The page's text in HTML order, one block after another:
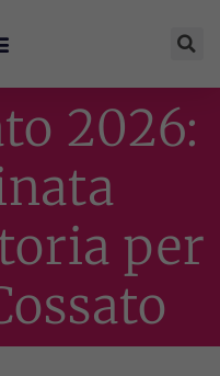
2026:
per